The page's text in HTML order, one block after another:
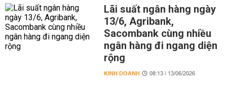
Lãi suất ngân hàng ngày
13/6, Agribank,
Sacombank cùng nhiều
ngân hàng đi ngang diện
rộng
KINH DOANH 08:13 | 13/06/2026